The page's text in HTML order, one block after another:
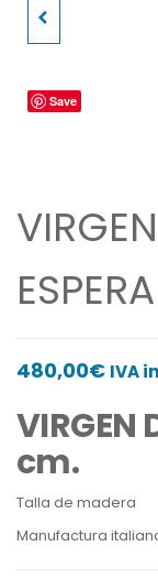
Save
480,00€ IVA
VIRGEN
cm.
Talla de madera
Manufactura